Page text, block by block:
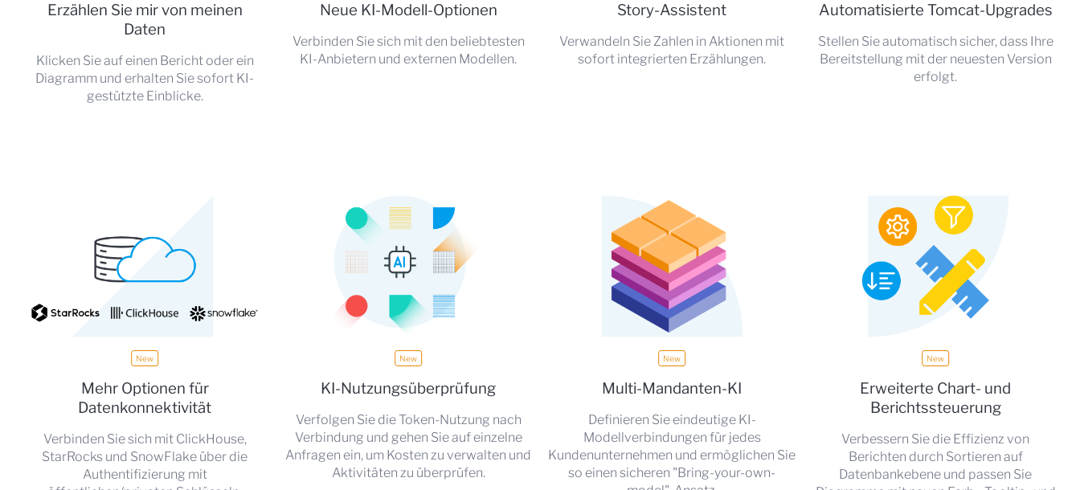
Erzählen Sie mir von meinen
Daten
Klicken Sie auf einen Bericht oder ein
Diagramm und erhalten Sie sofort KI-
gestützte Einblicke.
Neue KI-Modell-Optionen
Verbinden Sie sich mit den beliebtesten
KI-Anbietern und externen Modellen.
Story-Assistent
Verwandeln Sie Zahlen in Aktionen mit
sofort integrierten Erzählungen.
Automatisierte Tomcat-Upgrades
Stellen Sie automatisch sicher, dass Ihre
Bereitstellung mit der neuesten Version
erfolgt.
Mehr Optionen für
Datenkonnektivität
Verbinden Sie sich mit ClickHouse,
StarRocks und SnowFlake über die
Authentifizierung mit
KI-Nutzungsüberprüfung
Verfolgen Sie die Token-Nutzung nach
Verbindung und gehen Sie auf einzelne
Anfragen ein, um Kosten zu verwalten und
Aktivitäten zu überprüfen.
Multi-Mandanten-KI
Definieren Sie eindeutige KI-
Modellverbindungen für jedes
Kundenunternehmen und ermöglichen Sie
so einen sicheren "Bring-your-own-
Erweiterte Chart- und
Berichtssteuerung
Verbessern Sie die Effizienz von
Berichten durch Sortieren auf
Datenbankebene und passen Sie